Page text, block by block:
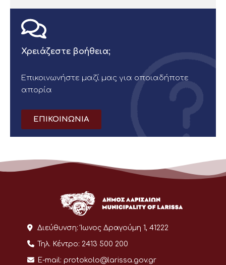
Χρειάζεστε βοήθεια;
Επικοινωνήστε μαζί μας για οποιαδήποτε
απορία
ΕΠΙΚΟΙΝΩΝΙΑ
Διεύθυνση: Ίωνος Δραγούμη 1, 41222
Τηλ. Κέντρο: 2413 500 200
E-mail: protokolo@larissa.gov.gr